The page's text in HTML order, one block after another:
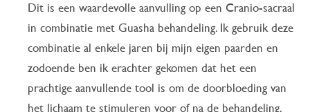
Dit is een waardevolle aanvulling op een Cranio-sacraal
in combinatie met Guasha behandeling. Ik gebruik deze
combinatie al enkele jaren bij mijn eigen paarden en
zodoende ben ik erachter gekomen dat het een
prachtige aanvullende tool is om de doorbloeding van
het lichaam te stimuleren voor of na de behandeling.